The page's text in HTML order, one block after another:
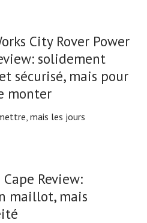
City Rover Power
solidement
sécurisé, mais pour
monter
mais les jours
Review:
maillot, mais